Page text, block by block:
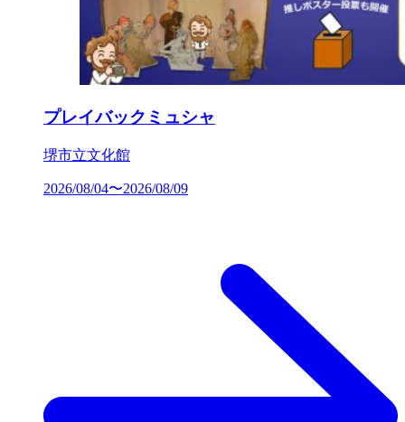
プレイバックミュシャ
堺市立文化館
2026/08/04〜2026/08/09